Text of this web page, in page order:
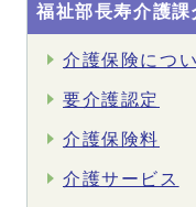
福祉部長寿介護
介護保険につ
要介護認定
介護保険料
介護サービス